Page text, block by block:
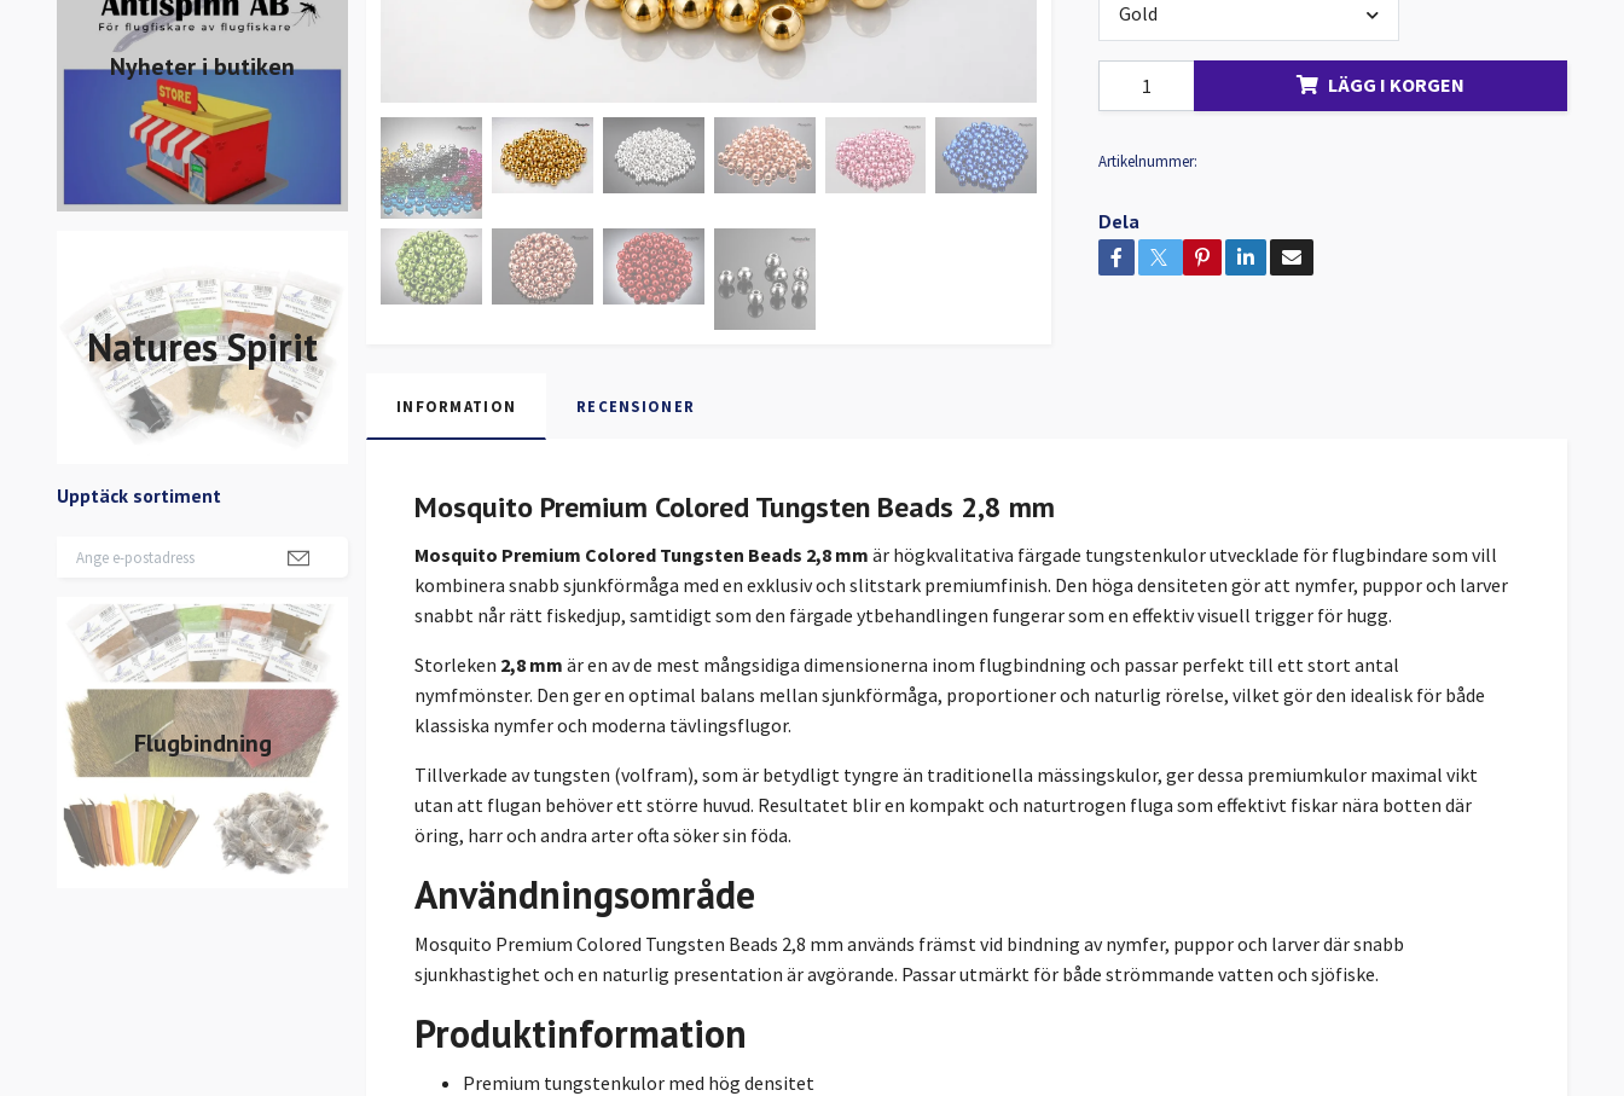
Nyheter i butiken
Natures Spirit
Upptäck sortiment
Flugbindning
Gold
LÄGG I KORGEN
Artikelnummer:
Dela
INFORMATION RECENSIONER
Mosquito Premium Colored Tungsten Beads 2,8 mm
Mosquito Premium Colored Tungsten Beads 2,8 mm är högkvalitativa färgade tungstenkulor utvecklade för flugbindare som vill
kombinera snabb sjunkförmåga med en exklusiv och slitstark premiumfinish. Den höga densiteten gör att nymfer, puppor och larver
snabbt når rätt fiskedjup, samtidigt som den färgade ytbehandlingen fungerar som en effektiv visuell trigger för hugg.
Storleken 2,8 mm är en av de mest mångsidiga dimensionerna inom flugbindning och passar perfekt till ett stort antal
nymfmönster. Den ger en optimal balans mellan sjunkförmåga, proportioner och naturlig rörelse, vilket gör den idealisk för både
klassiska nymfer och moderna tävlingsflugor.
Tillverkade av tungsten (volfram), som är betydligt tyngre än traditionella mässingskulor, ger dessa premiumkulor maximal vikt
utan att flugan behöver ett större huvud. Resultatet blir en kompakt och naturtrogen fluga som effektivt fiskar nära botten där
öring, harr och andra arter ofta söker sin föda.
Användningsområde
Mosquito Premium Colored Tungsten Beads 2,8 mm används främst vid bindning av nymfer, puppor och larver där snabb
sjunkhastighet och en naturlig presentation är avgörande. Passar utmärkt för både strömmande vatten och sjöfiske.
Produktinformation
Premium tungstenkulor med hög densitet